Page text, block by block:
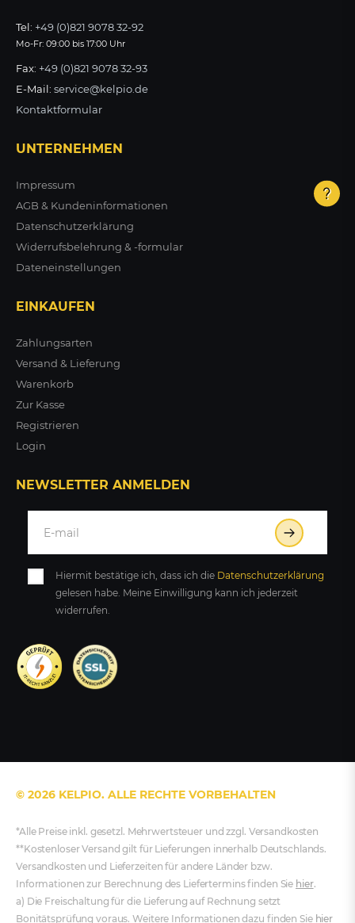
Tel: +49 (0)821 9078 32-92
Mo-Fr: 09:00 bis 17:00 Uhr
Fax: +49 (0)821 9078 32-93
E-Mail: service@kelpio.de
Kontaktformular
UNTERNEHMEN
Impressum
AGB & Kundeninformationen
Datenschutzerklärung
Widerrufsbelehrung & -formular
Dateneinstellungen
EINKAUFEN
Zahlungsarten
Versand & Lieferung
Warenkorb
Zur Kasse
Registrieren
Login
NEWSLETTER ANMELDEN
Hiermit bestätige ich, dass ich die Daten­schutz­erklärung
gelesen habe. Meine Einwilligung kann ich jederzeit
widerrufen.
© 2026 KELPIO. ALLE RECHTE VORBEHALTEN
*Alle Preise inkl. gesetzl. Mehrwertsteuer und zzgl. Versandkosten
**Kostenloser Versand gilt für Lieferungen innerhalb Deutschlands.
Versandkosten und Lieferzeiten für andere Länder bzw.
Informationen zur Berechnung des Liefertermins finden Sie hier.
a) Die Freischaltung für die Lieferung auf Rechnung setzt
Bonitätsprüfung voraus. Weitere Informationen dazu finden Sie hier